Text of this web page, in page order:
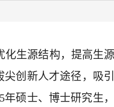
化生源结构，提高生
尖创新人才途径，吸
5年硕士、博士研究生，